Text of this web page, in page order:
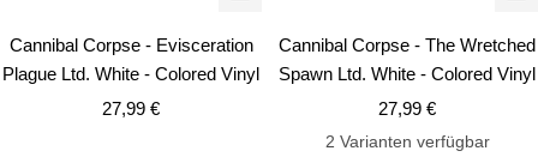
Warenkorb
Cannibal Corpse - Evisceration
Plague Ltd. White - Colored Vinyl
Angebotspreis
27,99 €
Cannibal Corpse - The Wretched
Spawn Ltd. White - Colored Vinyl
Angebotspreis
27,99 €
2 Varianten verfügbar